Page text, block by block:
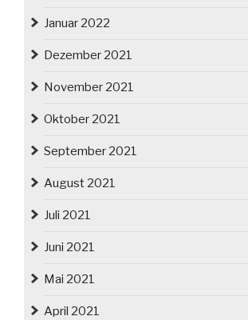
Januar 2022
Dezember 2021
November 2021
Oktober 2021
September 2021
August 2021
Juli 2021
Juni 2021
Mai 2021
April 2021